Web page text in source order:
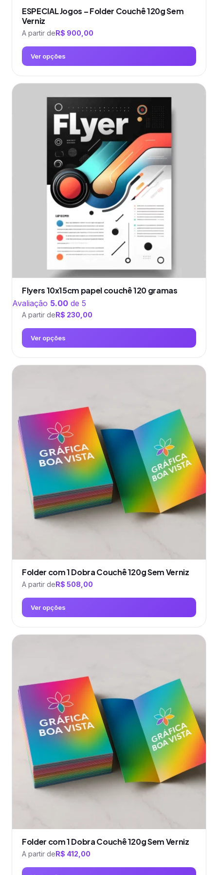
ESPECIAL Jogos – Folder Couchê 120g Sem
Verniz
A partir deR$ 900,00
Ver opções
Este
produto
Flyers 10x15cm papel couchê 120 gramas
Avaliação 5.00 de 5
A partir deR$ 230,00
Ver opções
Este
produto
variantes.
As
opções
podem
ser
escolhidas
página
produto
Folder com 1 Dobra Couchê 120g Sem Verniz
A partir deR$ 508,00
Ver opções
Este
produto
variantes.
As
opções
podem
ser
escolhidas
página
produto
Folder com 1 Dobra Couchê 120g Sem Verniz
A partir deR$ 412,00